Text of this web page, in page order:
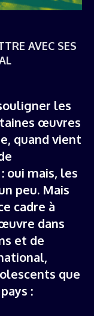
AVEC SES
les
œuvres
quand vient
oui mais, les
peu. Mais
cadre à
dans
et de
que
: